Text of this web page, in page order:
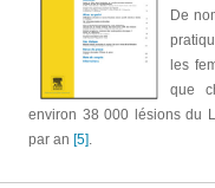
De
les
que
environ 38 000 lésions du
par an [5].